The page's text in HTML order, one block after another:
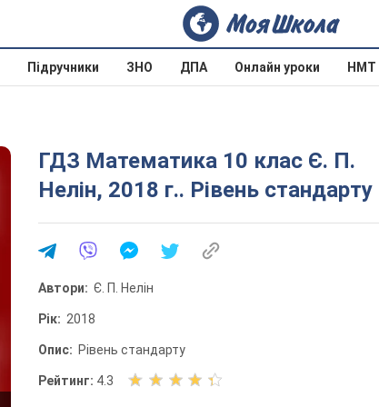
Підручники ЗНО ДПА Онлайн уроки НМТ
ГДЗ Математика 10 клас Є. П.
Нелін, 2018 г.. Рівень стандарту
Автори: Є. П. Нелін
Рік: 2018
Опис: Рівень стандарту
Рейтинг: 4.3
О